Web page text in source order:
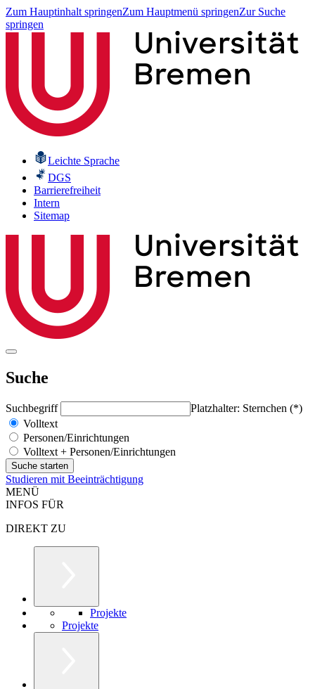
Zum Hauptinhalt springenZum Hauptmenü springenZur Suche
springen
Leichte Sprache
DGS
Barrierefreiheit
Intern
Sitemap
Suche
Suchbegriff
Platzhalter: Sternchen (*)
Volltext
Personen/Einrichtungen
Volltext + Personen/Einrichtungen
Studieren mit Beeinträchtigung
MENÜ
INFOS FÜR
DIREKT ZU
Projekte
Projekte